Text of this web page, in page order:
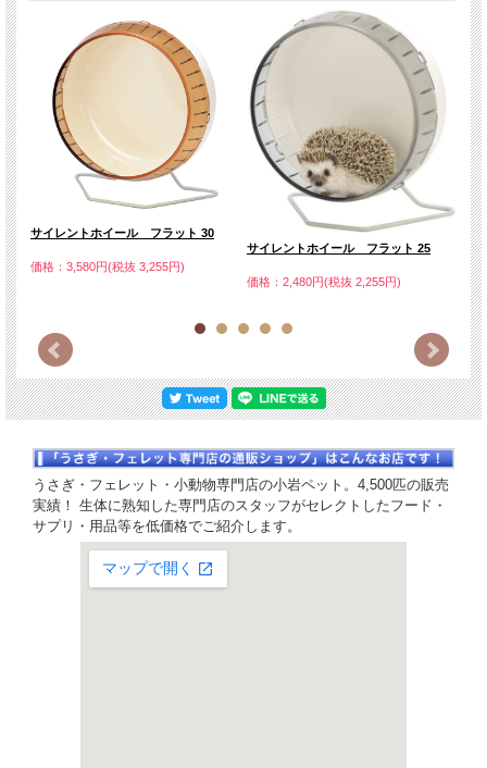
サイレントホイール フラット 30
価格：3,580円(税抜 3,255円)
サイレントホイール フラット 25
価格：2,480円(税抜 2,255円)
サ
価
うさぎ・フェレット・小動物専門店の小岩ペット。4,500匹の販売
実績！ 生体に熟知した専門店のスタッフがセレクトしたフード・
サプリ・用品等を低価格でご紹介します。